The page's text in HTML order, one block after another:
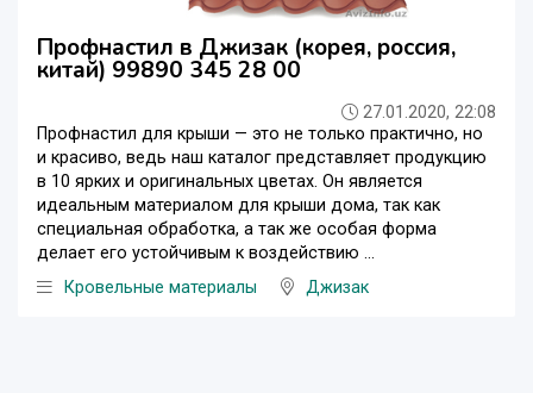
Профнастил в Джизак (корея, россия,
китай) 99890 345 28 00
27.01.2020, 22:08
Профнастил для крыши — это не только практично, но
и красиво, ведь наш каталог представляет продукцию
в 10 ярких и оригинальных цветах. Он является
идеальным материалом для крыши дома, так как
специальная обработка, а так же особая форма
делает его устойчивым к воздействию ...
Кровельные материалы
Джизак